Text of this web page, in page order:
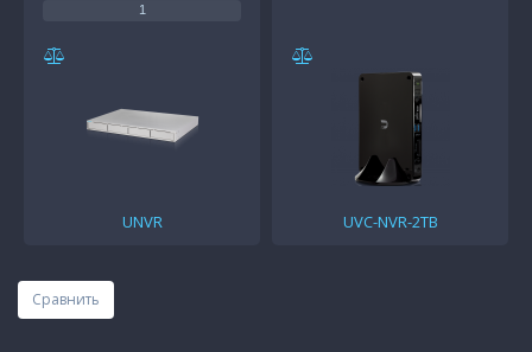
1
UNVR UVC-NVR-2TB
Сравнить